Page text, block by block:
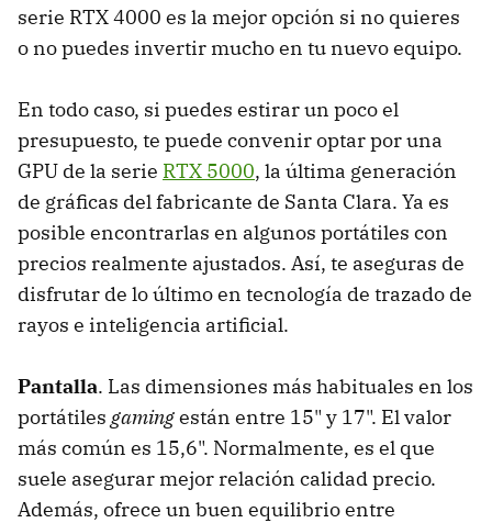
serie RTX 4000 es la mejor opción si no quieres
o no puedes invertir mucho en tu nuevo equipo.
En todo caso, si puedes estirar un poco el
presupuesto, te puede convenir optar por una
GPU de la serie RTX 5000, la última generación
de gráficas del fabricante de Santa Clara. Ya es
posible encontrarlas en algunos portátiles con
precios realmente ajustados. Así, te aseguras de
disfrutar de lo último en tecnología de trazado de
rayos e inteligencia artificial.
Pantalla. Las dimensiones más habituales en los
portátiles gamingestán entre 15" y 17". El valor
más común es 15,6". Normalmente, es el que
suele asegurar mejor relación calidad precio.
Además, ofrece un buen equilibrio entre